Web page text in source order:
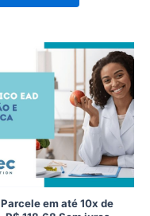
Parcele em até 10x de